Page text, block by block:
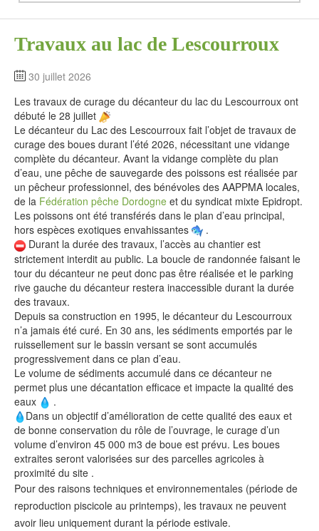
Travaux au lac de Lescourroux
30 juillet 2026
Les travaux de curage du décanteur du lac du Lescourroux ont
débuté le 28 juillet
Le décanteur du Lac des Lescourroux fait l’objet de travaux de
curage des boues durant l’été 2026, nécessitant une vidange
complète du décanteur. Avant la vidange complète du plan
d’eau, une pêche de sauvegarde des poissons est réalisée par
un pêcheur professionnel, des bénévoles des AAPPMA locales,
de la Fédération pêche Dordogne et du syndicat mixte Epidropt.
Les poissons ont été transférés dans le plan d’eau principal,
hors espèces exotiques envahissantes
.
Durant la durée des travaux, l’accès au chantier est
strictement interdit au public. La boucle de randonnée faisant le
tour du décanteur ne peut donc pas être réalisée et le parking
rive gauche du décanteur restera inaccessible durant la durée
des travaux.
Depuis sa construction en 1995, le décanteur du Lescourroux
n’a jamais été curé. En 30 ans, les sédiments emportés par le
ruissellement sur le bassin versant se sont accumulés
progressivement dans ce plan d’eau.
Le volume de sédiments accumulé dans ce décanteur ne
permet plus une décantation efficace et impacte la qualité des
eaux
.
Dans un objectif d’amélioration de cette qualité des eaux et
de bonne conservation du rôle de l’ouvrage, le curage d’un
volume d’environ 45 000 m3 de boue est prévu. Les boues
extraites seront valorisées sur des parcelles agricoles à
proximité du site .
Pour des raisons techniques et environnementales (période de
reproduction piscicole au printemps), les travaux ne peuvent
avoir lieu uniquement durant la période estivale.